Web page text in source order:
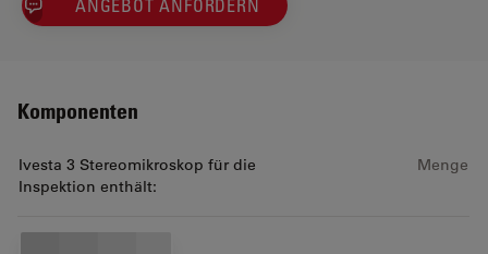
ANGEBOT ANFORDERN
Komponenten
Ivesta 3 Stereomikroskop für die
Inspektion enthält:
Menge